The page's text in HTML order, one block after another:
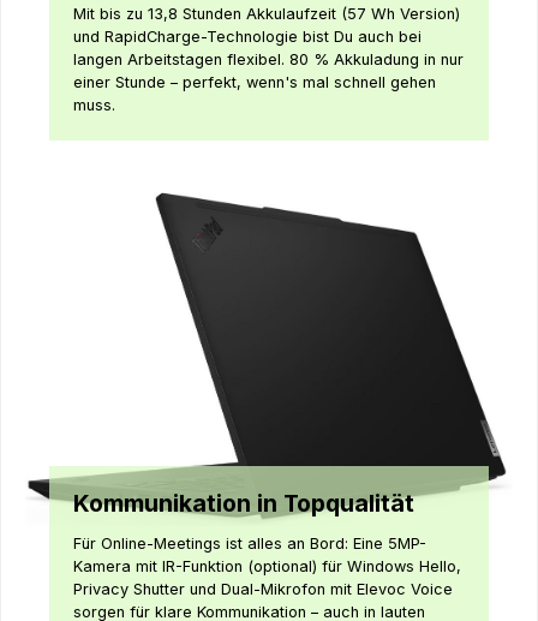
Mit bis zu 13,8 Stunden Akkulaufzeit (57 Wh Version)
und RapidCharge-Technologie bist Du auch bei
langen Arbeitstagen flexibel. 80 % Akkuladung in nur
einer Stunde – perfekt, wenn's mal schnell gehen
muss.
Kommunikation in Topqualität
Für Online-Meetings ist alles an Bord: Eine 5MP-
Kamera mit IR-Funktion (optional) für Windows Hello,
Privacy Shutter und Dual-Mikrofon mit Elevoc Voice
sorgen für klare Kommunikation – auch in lauten